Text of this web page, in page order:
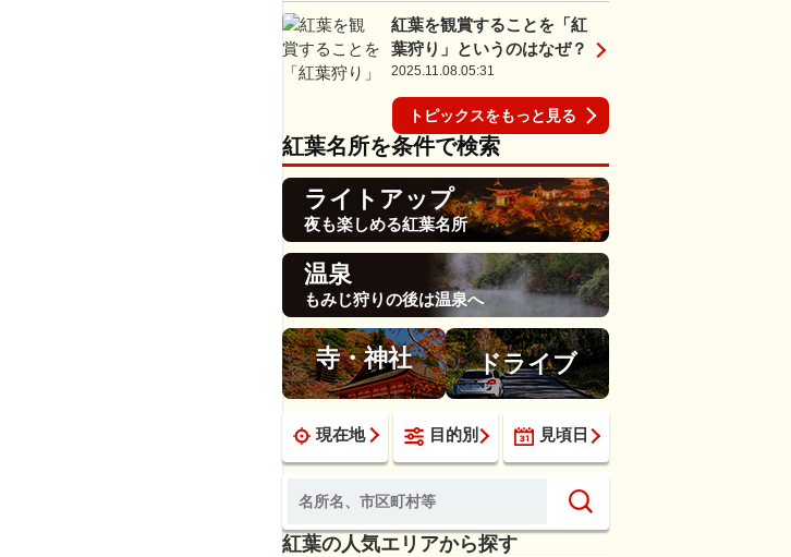
紅葉を観賞することを「紅
葉狩り」というのはなぜ？
2025.11.08.05:31
トピックスをもっと見る
紅葉名所を条件で検索
ライトアップ
夜も楽しめる紅葉名所
温泉
もみじ狩りの後は温泉へ
寺・神社 ドライブ
現在地 目的別 見頃日
紅葉の人気エリアから探す